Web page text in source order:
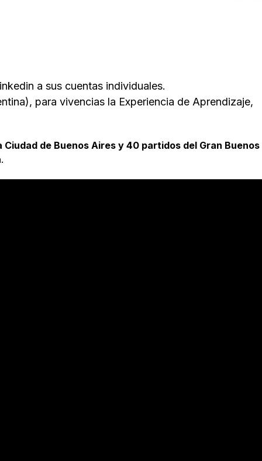
a sus cuentas individuales.
para vivencias la Experiencia de Aprendizaje,
de Buenos Aires y 40 partidos del Gran Buenos
.